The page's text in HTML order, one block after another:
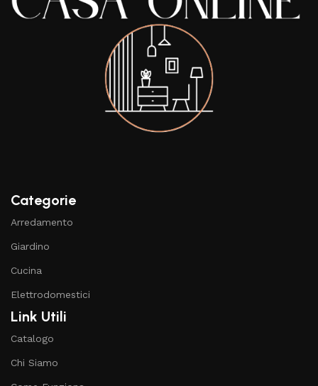
Categorie
Arredamento
Giardino
Cucina
Elettrodomestici
Link Utili
Catalogo
Chi Siamo